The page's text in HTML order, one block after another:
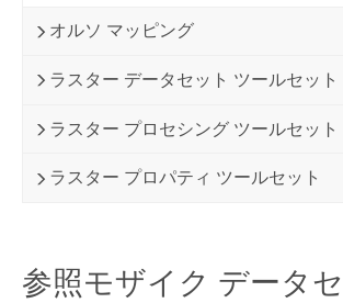
オルソ マッピング
ラスター データセット ツールセット
ラスター プロセシング ツールセット
ラスター プロパティ ツールセット
参照モザイク データ